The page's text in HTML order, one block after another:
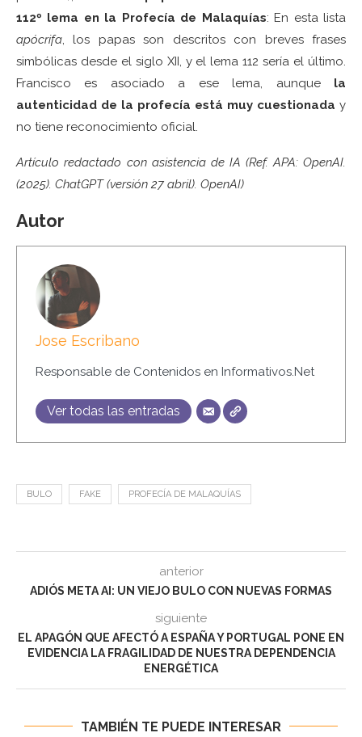
112º lema en la Profecía de Malaquías: En esta lista
apócrifa , los papas son descritos con breves frases
simbólicas desde el siglo XII, y el lema 112 sería el último.
Francisco es asociado a ese lema, aunque la
autenticidad de la profecía está muy cuestionada y
no tiene reconocimiento oficial.
Artículo redactado con asistencia de IA (Ref. APA: OpenAI.
(2025). ChatGPT (versión 27 abril). OpenAI)
Autor
Jose Escribano
Responsable de Contenidos en Informativos.Net
Ver todas las entradas
BULO FAKE PROFECÍA DE MALAQUÍAS
anterior
ADIÓS META AI: UN VIEJO BULO CON NUEVAS FORMAS
siguiente
EL APAGÓN QUE AFECTÓ A ESPAÑA Y PORTUGAL PONE EN
EVIDENCIA LA FRAGILIDAD DE NUESTRA DEPENDENCIA
ENERGÉTICA
TAMBIÉN TE PUEDE INTERESAR